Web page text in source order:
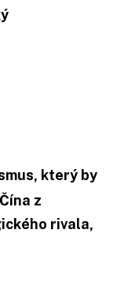
který by
z
rivala,